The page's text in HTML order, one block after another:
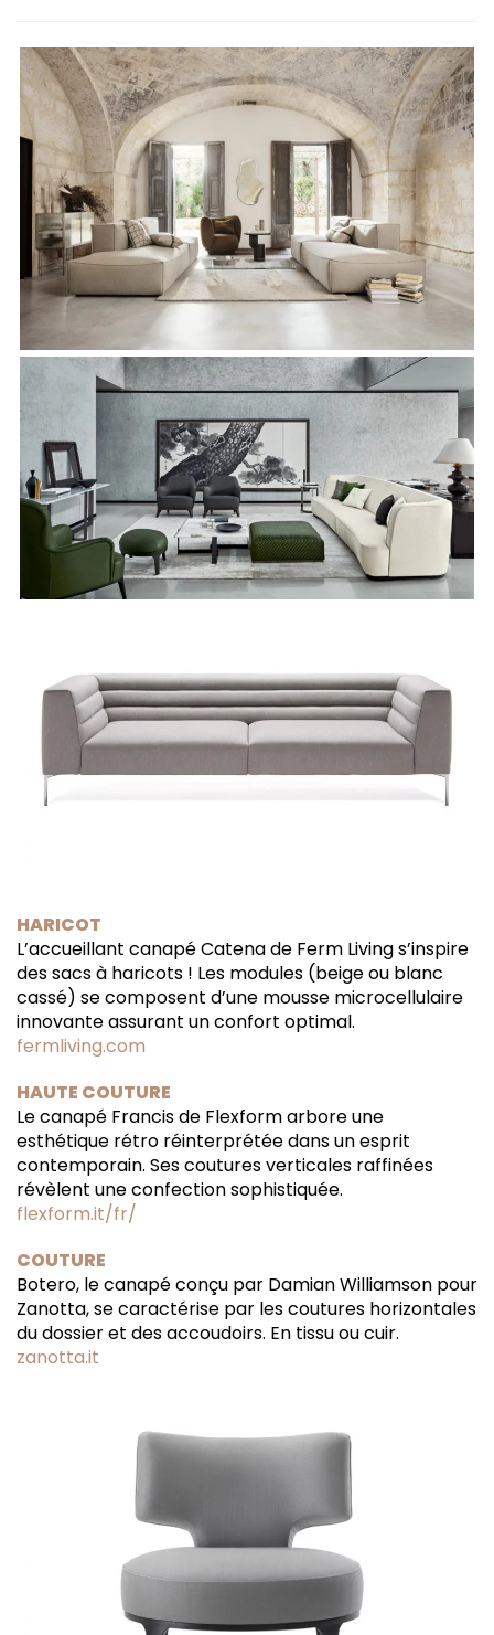
HARICOT
L’accueillant canapé Catena de Ferm Living s’inspire
des sacs à haricots ! Les modules (beige ou blanc
cassé) se composent d’une mousse microcellulaire
innovante assurant un confort optimal.
fermliving.com
HAUTE COUTURE
Le canapé Francis de Flexform arbore une
esthétique rétro réinterprétée dans un esprit
contemporain. Ses coutures verticales raffinées
révèlent une confection sophistiquée.
flexform.it/fr/
COUTURE
Botero, le canapé conçu par Damian Williamson pour
Zanotta, se caractérise par les coutures horizontales
du dossier et des accoudoirs. En tissu ou cuir.
zanotta.it